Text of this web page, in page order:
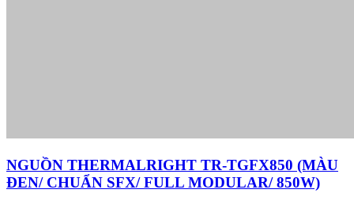
NGUỒN THERMALRIGHT TR-TGFX850 (MÀU
ĐEN/ CHUẨN SFX/ FULL MODULAR/ 850W)